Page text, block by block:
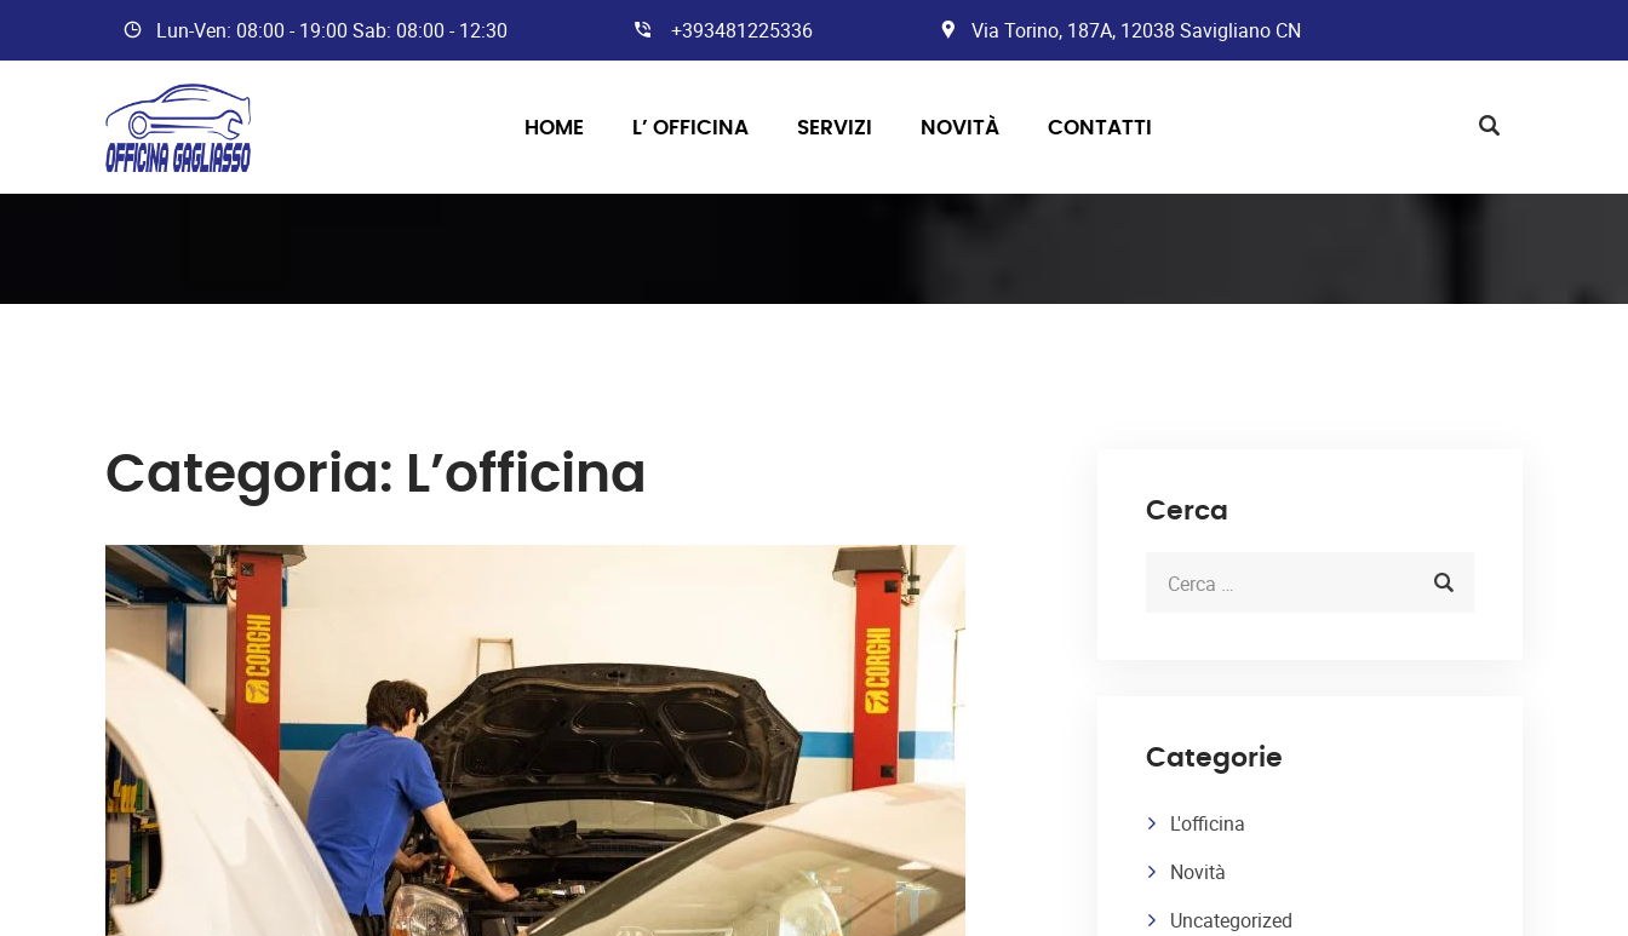
Lun-Ven: 08:00 - 19:00 Sab: 08:00 - 12:30 +393481225336 Via Torino, 187A, 12038 Savigliano CN
HOME L’ OFFICINA SERVIZI NOVITÀ CONTATTI
Categoria: L’officina
Cerca
Categorie
L'officina
Novità
Uncategorized